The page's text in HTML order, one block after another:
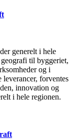
generelt i hele
til byggeriet,
og i
forventes
innovation og
i hele regionen.